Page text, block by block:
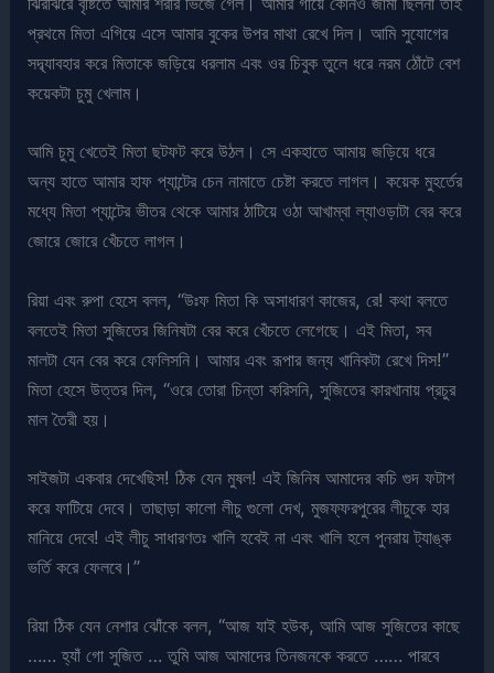
প্রথমে মিতা এগিয়ে এসে আমার বুকের উপর মাথা রেখে দিল। আমি সুযোগের
সদ্ব্যাবহার করে মিতাকে জড়িয়ে ধরলাম এবং ওর চিবুক তুলে ধরে নরম ঠোঁটে বেশ
কয়েকটা চুমু খেলাম।
আমি চুমু খেতেই মিতা ছটফট করে উঠল। সে একহাতে আমায় জড়িয়ে ধরে
অন্য হাতে আমার হাফ প্যান্টের চেন নামাতে চেষ্টা করতে লাগল। কয়েক মুহর্তের
মধ্যে মিতা প্যান্টের ভীতর থেকে আমার ঠাটিয়ে ওঠা আখাম্বা ল্যাওড়াটা বের করে
জোরে জোরে খেঁচতে লাগল।
রিয়া এবং রুপা হেসে বলল, “উঃফ মিতা কি অসাধারণ কাজের, রে! কথা বলতে
বলতেই মিতা সুজিতের জিনিষটা বের করে খেঁচতে লেগেছে। এই মিতা, সব
মালটা যেন বের করে ফেলিসনি। আমার এবং রূপার জন্য খানিকটা রেখে দিস!”
মিতা হেসে উত্তর দিল, “ওরে তোরা চিন্তা করিসনি, সুজিতের কারখানায় প্রচুর
মাল তৈরী হয়।
সাইজটা একবার দেখেছিস! ঠিক যেন মুষল! এই জিনিষ আমাদের কচি গুদ ফটাশ
করে ফাটিয়ে দেবে। তাছাড়া কালো লীচু গুলো দেখ, মুজফ্ফরপুরের লীচুকে হার
মানিয়ে দেবে! এই লীচু সাধারণতঃ খালি হবেই না এবং খালি হলে পুনরায় ট্যাঙ্ক
ভর্তি করে ফেলবে।”
রিয়া ঠিক যেন নেশার ঝোঁকে বলল, “আজ যাই হউক, আমি আজ সুজিতের কাছে
…… হ্যাঁ গো সুজিত … তুমি আজ আমাদের তিনজনকে করতে …… পারবে